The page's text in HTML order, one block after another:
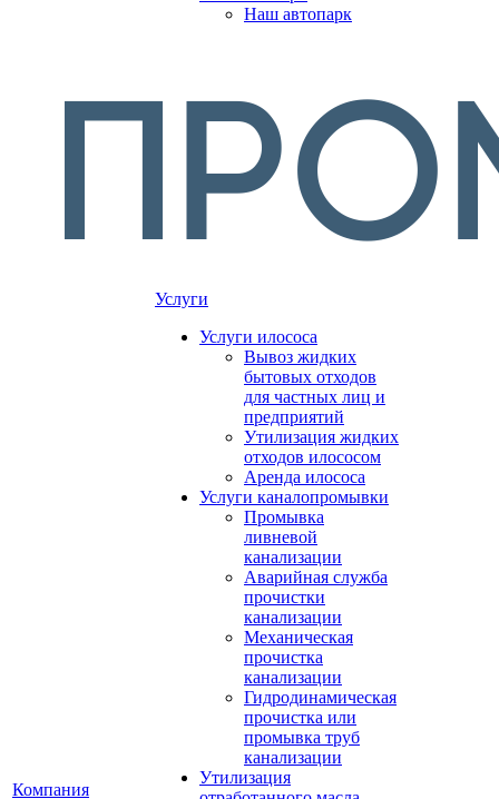
Наш автопарк
Компания
Услуги
Услуги илососа
Вывоз жидких
бытовых отходов
для частных лиц и
предприятий
Утилизация жидких
отходов илососом
Аренда илососа
Услуги каналопромывки
Промывка
ливневой
канализации
Аварийная служба
прочистки
канализации
Механическая
прочистка
канализации
Гидродинамическая
прочистка или
промывка труб
канализации
Утилизация